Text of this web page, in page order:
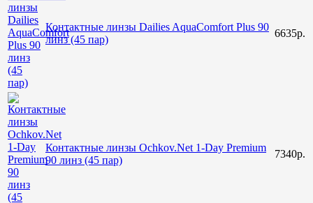
Контактные линзы Dailies AquaComfort Plus 90
линз (45 пар)
6635р.
Контактные линзы Ochkov.Net 1-Day Premium
90 линз (45 пар)
7340р.